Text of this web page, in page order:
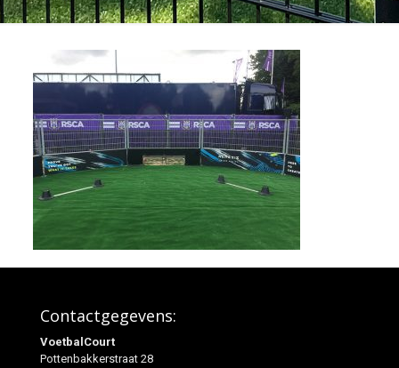
Contactgegevens:
VoetbalCourt
Pottenbakkerstraat 28